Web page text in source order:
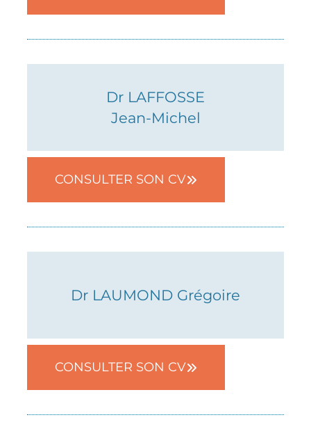
Dr LAFFOSSE
Jean-Michel
05 82 08 38 93
CONSULTER SON CV
Dr LAUMOND Grégoire
05 82 08 38 69
CONSULTER SON CV